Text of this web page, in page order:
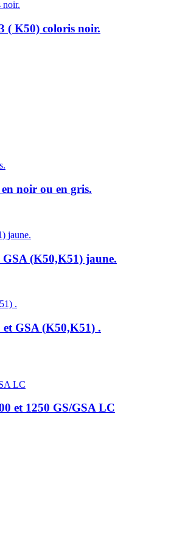
( K50) coloris noir.
noir ou en gris.
GSA (K50,K51) jaune.
GSA (K50,K51) .
et 1250 GS/GSA LC